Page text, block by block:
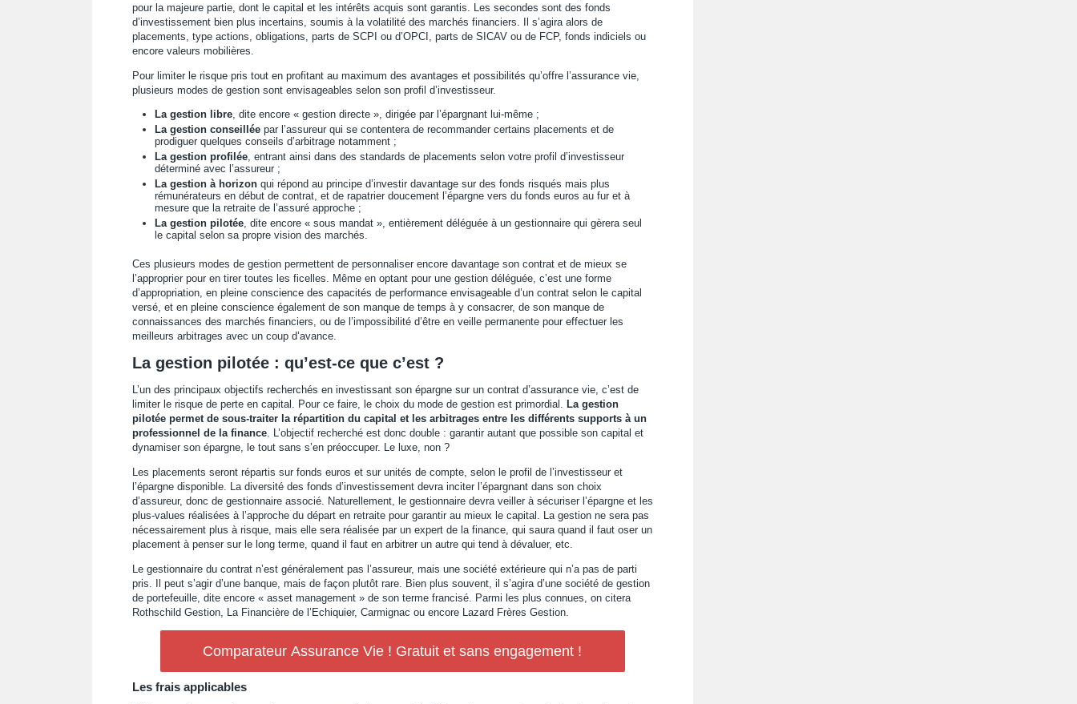
pour la majeure partie, dont le capital et les intérêts acquis sont garantis. Les secondes sont des fonds
d’investissement bien plus incertains, soumis à la volatilité des marchés financiers. Il s’agira alors de
placements, type actions, obligations, parts de SCPI ou d’OPCI, parts de SICAV ou de FCP, fonds indiciels ou
encore valeurs mobilières.
Pour limiter le risque pris tout en profitant au maximum des avantages et possibilités qu’offre l’assurance vie,
plusieurs modes de gestion sont envisageables selon son profil d’investisseur.
La gestion libre, dite encore « gestion directe », dirigée par l’épargnant lui-même ;
La gestion conseilléepar l’assureur qui se contentera de recommander certains placements et de
prodiguer quelques conseils d’arbitrage notamment ;
La gestion profilée, entrant ainsi dans des standards de placements selon votre profil d’investisseur
déterminé avec l’assureur ;
La gestion à horizonqui répond au principe d’investir davantage sur des fonds risqués mais plus
rémunérateurs en début de contrat, et de rapatrier doucement l’épargne vers du fonds euros au fur et à
mesure que la retraite de l’assuré approche ;
La gestion pilotée, dite encore « sous mandat », entièrement déléguée à un gestionnaire qui gèrera seul
le capital selon sa propre vision des marchés.
Ces plusieurs modes de gestion permettent de personnaliser encore davantage son contrat et de mieux se
l’approprier pour en tirer toutes les ficelles. Même en optant pour une gestion déléguée, c’est une forme
d’appropriation, en pleine conscience des capacités de performance envisageable d’un contrat selon le capital
versé, et en pleine conscience également de son manque de temps à y consacrer, de son manque de
connaissances des marchés financiers, ou de l’impossibilité d’être en veille permanente pour effectuer les
meilleurs arbitrages avec un coup d’avance.
La gestion pilotée : qu’est-ce que c’est ?
L’un des principaux objectifs recherchés en investissant son épargne sur un contrat d’assurance vie, c’est de
limiter le risque de perte en capital. Pour ce faire, le choix du mode de gestion est primordial. La gestion
pilotée permet de sous-traiter la répartition du capital et les arbitrages entre les différents supports à un
professionnel de la finance. L’objectif recherché est donc double : garantir autant que possible son capital et
dynamiser son épargne, le tout sans s’en préoccuper. Le luxe, non ?
Les placements seront répartis sur fonds euros et sur unités de compte, selon le profil de l’investisseur et
l’épargne disponible. La diversité des fonds d’investissement devra inciter l’épargnant dans son choix
d’assureur, donc de gestionnaire associé. Naturellement, le gestionnaire devra veiller à sécuriser l’épargne et les
plus-values réalisées à l’approche du départ en retraite pour garantir au mieux le capital. La gestion ne sera pas
nécessairement plus à risque, mais elle sera réalisée par un expert de la finance, qui saura quand il faut oser un
placement à penser sur le long terme, quand il faut en arbitrer un autre qui tend à dévaluer, etc.
Le gestionnaire du contrat n’est généralement pas l’assureur, mais une société extérieure qui n’a pas de parti
pris. Il peut s’agir d’une banque, mais de façon plutôt rare. Bien plus souvent, il s’agira d’une société de gestion
de portefeuille, dite encore « asset management » de son terme francisé. Parmi les plus connues, on citera
Rothschild Gestion, La Financière de l’Echiquier, Carmignac ou encore Lazard Frères Gestion.
Comparateur Assurance Vie ! Gratuit et sans engagement !
Les frais applicables